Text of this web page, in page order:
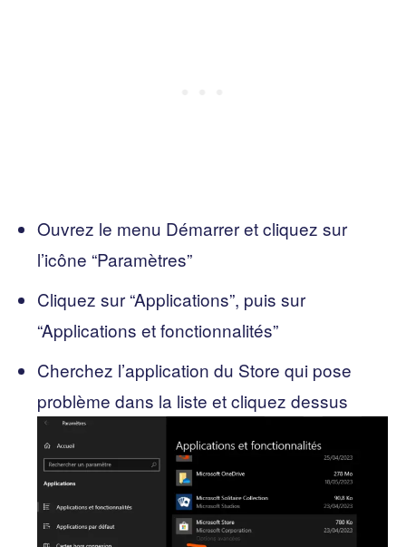
Ouvrez le menu Démarrer et cliquez sur
l’icône “Paramètres”
Cliquez sur “Applications”, puis sur
“Applications et fonctionnalités”
Cherchez l’application du Store qui pose
problème dans la liste et cliquez dessus